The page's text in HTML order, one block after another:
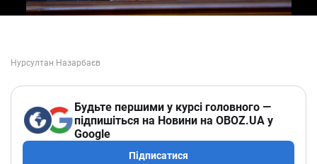
Будьте першими у курсі головного —
підпишіться на Новини на OBOZ.UA у
Google
Підписатися